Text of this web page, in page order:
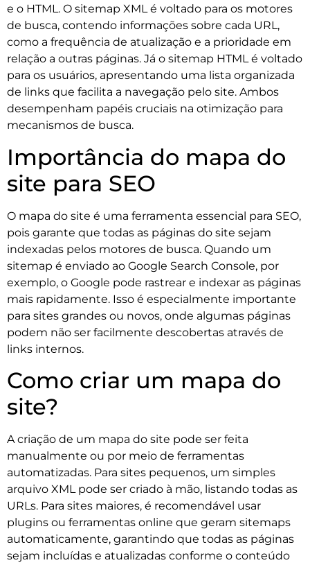
e o HTML. O sitemap XML é voltado para os motores
de busca, contendo informações sobre cada URL,
como a frequência de atualização e a prioridade em
relação a outras páginas. Já o sitemap HTML é voltado
para os usuários, apresentando uma lista organizada
de links que facilita a navegação pelo site. Ambos
desempenham papéis cruciais na otimização para
mecanismos de busca.
Importância do mapa do
site para SEO
O mapa do site é uma ferramenta essencial para SEO,
pois garante que todas as páginas do site sejam
indexadas pelos motores de busca. Quando um
sitemap é enviado ao Google Search Console, por
exemplo, o Google pode rastrear e indexar as páginas
mais rapidamente. Isso é especialmente importante
para sites grandes ou novos, onde algumas páginas
podem não ser facilmente descobertas através de
links internos.
Como criar um mapa do
site?
A criação de um mapa do site pode ser feita
manualmente ou por meio de ferramentas
automatizadas. Para sites pequenos, um simples
arquivo XML pode ser criado à mão, listando todas as
URLs. Para sites maiores, é recomendável usar
plugins ou ferramentas online que geram sitemaps
automaticamente, garantindo que todas as páginas
sejam incluídas e atualizadas conforme o conteúdo